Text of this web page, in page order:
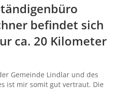
befindet sich
ca. 20 Kilometer
Gemeinde Lindlar und des
ist mir somit gut vertraut. Die